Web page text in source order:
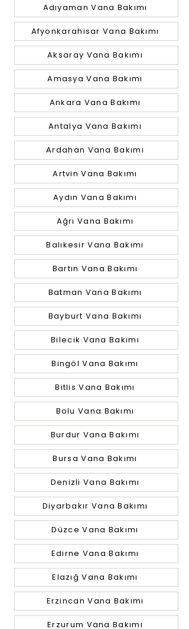
Adıyaman Vana Bakımı
Afyonkarahisar Vana Bakımı
Aksaray Vana Bakımı
Amasya Vana Bakımı
Ankara Vana Bakımı
Antalya Vana Bakımı
Ardahan Vana Bakımı
Artvin Vana Bakımı
Aydın Vana Bakımı
Ağrı Vana Bakımı
Balıkesir Vana Bakımı
Bartın Vana Bakımı
Batman Vana Bakımı
Bayburt Vana Bakımı
Bilecik Vana Bakımı
Bingöl Vana Bakımı
Bitlis Vana Bakımı
Bolu Vana Bakımı
Burdur Vana Bakımı
Bursa Vana Bakımı
Denizli Vana Bakımı
Diyarbakır Vana Bakımı
Düzce Vana Bakımı
Edirne Vana Bakımı
Elazığ Vana Bakımı
Erzincan Vana Bakımı
Erzurum Vana Bakımı